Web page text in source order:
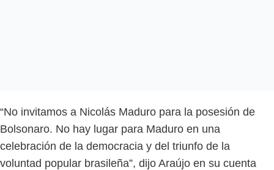
“No invitamos a Nicolás Maduro para la posesión de
Bolsonaro. No hay lugar para Maduro en una
celebración de la democracia y del triunfo de la
voluntad popular brasileña”, dijo Araújo en su cuenta